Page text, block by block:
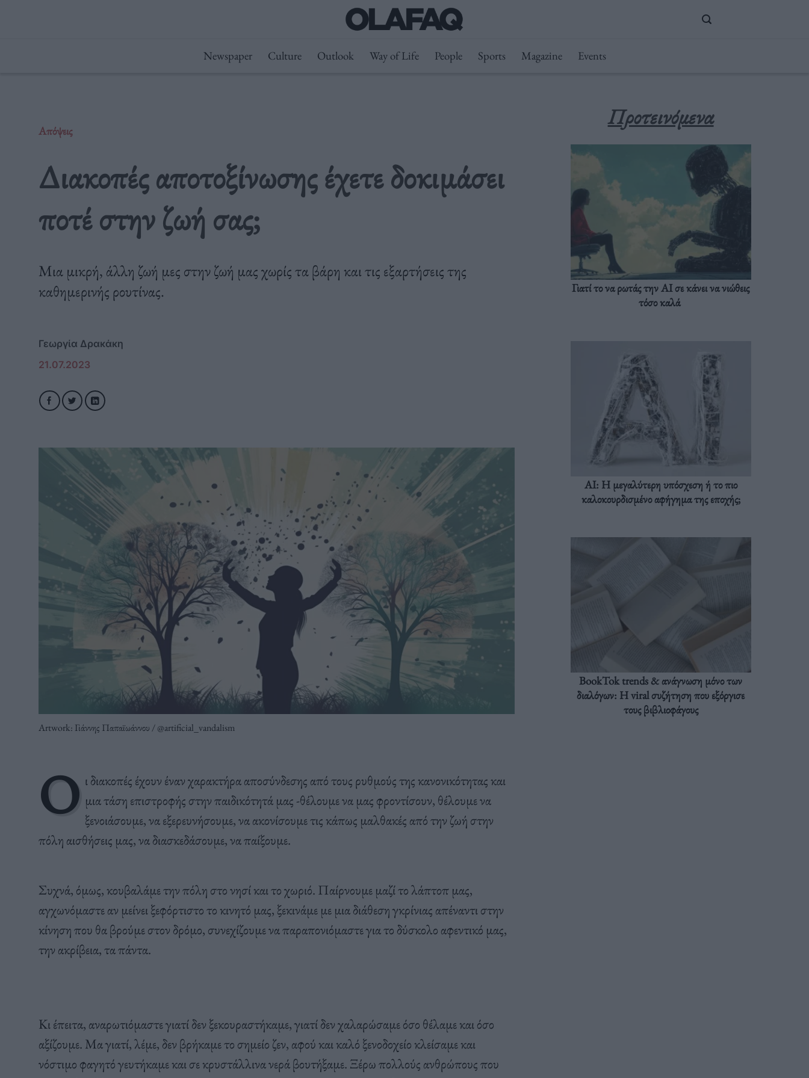
Newspaper Culture Outlook Way of Life People Sports Magazine Events
Απόψεις
Διακοπές αποτοξίνωσης έχετε δοκιμάσει
ποτέ στην ζωή σας;
Μια μικρή, άλλη ζωή μες στην ζωή μας χωρίς τα βάρη και τις εξαρτήσεις της
καθημερινής ρουτίνας.
Γεωργία Δρακάκη
21.07.2023
Artwork: Γιάννης Παπαϊωάννου / @artificial_vandalism
Ο ι διακοπές έχουν έναν χαρακτήρα αποσύνδεσης από τους ρυθμούς της κανονικότητας και
μια τάση επιστροφής στην παιδικότητά μας -θέλουμε να μας φροντίσουν, θέλουμε να
ξενοιάσουμε, να εξερευνήσουμε, να ακονίσουμε τις κάπως μαλθακές από την ζωή στην
πόλη αισθήσεις μας, να διασκεδάσουμε, να παίξουμε.
Συχνά, όμως, κουβαλάμε την πόλη στο νησί και το χωριό. Παίρνουμε μαζί το λάπτοπ μας,
αγχωνόμαστε αν μείνει ξεφόρτιστο το κινητό μας, ξεκινάμε με μια διάθεση γκρίνιας απέναντι στην
κίνηση που θα βρούμε στον δρόμο, συνεχίζουμε να παραπονιόμαστε για το δύσκολο αφεντικό μας,
την ακρίβεια, τα πάντα.
Κι έπειτα, αναρωτιόμαστε γιατί δεν ξεκουραστήκαμε, γιατί δεν χαλαρώσαμε όσο θέλαμε και όσο
αξίζουμε. Μα γιατί, λέμε, δεν βρήκαμε το σημείο ζεν, αφού και καλό ξενοδοχείο κλείσαμε και
νόστιμο φαγητό γευτήκαμε και σε κρυστάλλινα νερά βουτήξαμε. Ξέρω πολλούς ανθρώπους που
Προτεινόμενα
Γιατί το να ρωτάς την AI σε κάνει να νιώθεις
τόσο καλά
AI: Η μεγαλύτερη υπόσχεση ή το πιο
καλοκουρδισμένο αφήγημα της εποχής;
BookTok trends & ανάγνωση μόνο των
διαλόγων: Η viral συζήτηση που εξόργισε
τους βιβλιοφάγους